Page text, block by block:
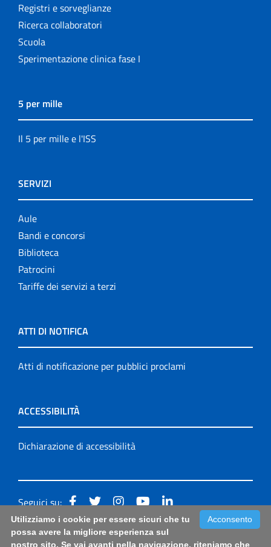
Registri e sorveglianze
Ricerca collaboratori
Scuola
Sperimentazione clinica fase I
5 per mille
Il 5 per mille e l'ISS
SERVIZI
Aule
Bandi e concorsi
Biblioteca
Patrocini
Tariffe dei servizi a terzi
ATTI DI NOTIFICA
Atti di notificazione per pubblici proclami
ACCESSIBILITÀ
Dichiarazione di accessibilità
Seguici su:
Accessibilità: form di segnalazione di prima istanza per
Acconsento
Utilizziamo i cookie per essere sicuri che tu
possa avere la migliore esperienza sul
nostro sito. Se vai avanti nella navigazione, riteniamo che